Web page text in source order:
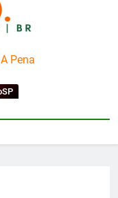
Pena